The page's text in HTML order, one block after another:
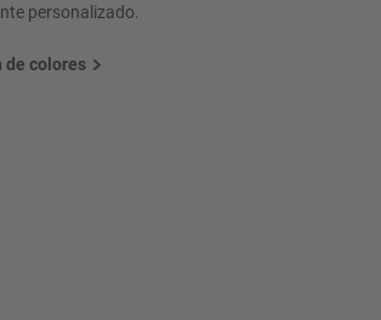
personalizado.
de colores